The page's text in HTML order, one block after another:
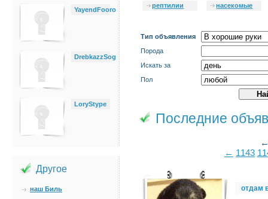
YayendFooro
DrebkazzSog
LoryStype
Другое
наш Биль
рептилии насекомые
Тип объявления
Порода
Искать за
Пол
Последние
← 1143
отдам